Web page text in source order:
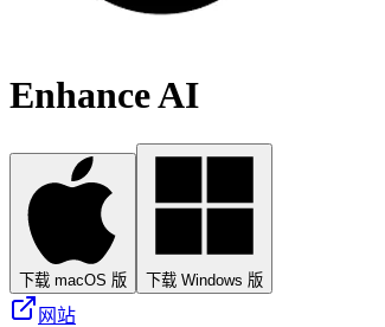
Enhance AI
下载 macOS 版 下载 Windows 版
网站